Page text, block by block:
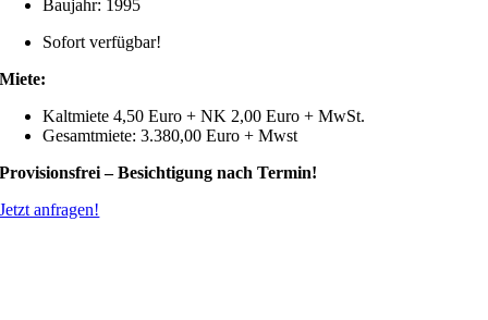
Baujahr: 1995
Sofort verfügbar!
Miete:
Kaltmiete 4,50 Euro + NK 2,00 Euro + MwSt.
Gesamtmiete: 3.380,00 Euro + Mwst
Provisionsfrei –Besichtigung nach Termin!
Jetzt anfragen!